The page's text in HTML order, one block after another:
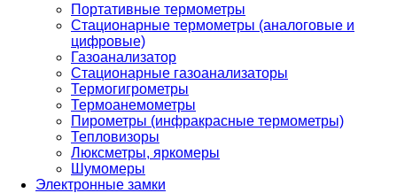
Портативные термометры
Стационарные термометры (аналоговые и
цифровые)
Газоанализатор
Стационарные газоанализаторы
Термогигрометры
Термоанемометры
Пирометры (инфракрасные термометры)
Тепловизоры
Люксметры, яркомеры
Шумомеры
Электронные замки